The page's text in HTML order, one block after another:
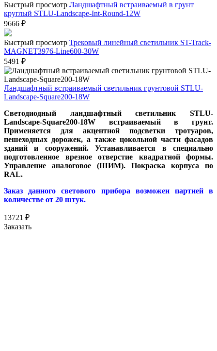
Быстрый просмотр Ландшафтный встраиваемый в грунт
круглый STLU-Landscape-Int-Round-12W
9666 ₽
Быстрый просмотр Трековый линейный светильник ST-Track-
MAGNET3976-Line600-30W
5491 ₽
Ландшафтный встраиваемый светильник грунтовой STLU-
Landscape-Square200-18W
Светодиодный ландшафтный светильник STLU-
Landscape-Square200-18W встраиваемый в грунт.
Применяется для акцентной подсветки тротуаров,
пешеходных дорожек, а также цокольной части фасадов
зданий и сооружений. Устанавливается в специально
подготовленное врезное отверстие квадратной формы.
Управление аналоговое (ШИМ). Покраска корпуса по
RAL.
Заказ данного светового прибора возможен партией в
количестве от 20 штук.
13721 ₽
Заказать